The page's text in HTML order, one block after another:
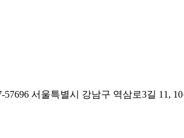
57696 서울특별시 강남구 역삼로3길 11, 10